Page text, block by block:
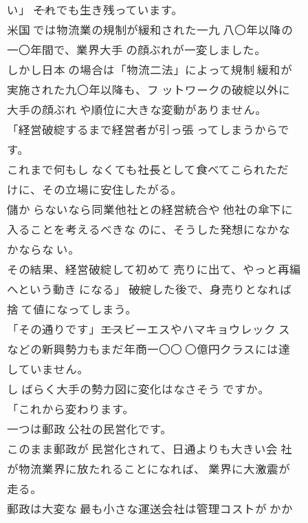
い」 ――それでも生き残っています。
米国 では物流業の規制が緩和された一九 八〇年以降の
一〇年間で、業界大手 の顔ぶれが一変しました。
しかし日本 の場合は「物流二法」によって規制 緩和が
実施された九〇年以降も、フ ットワークの破綻以外に
大手の顔ぶれ や順位に大きな変動がありません。
「経営破綻するまで経営者が引っ張 ってしまうからで
す。
これまで何もし なくても社長として食べてこられただ
けに、その立場に安住したがる。
儲か らないなら同業他社との経営統合や 他社の傘下に
入ることを考えるべきな のに、そうした発想になかな
かならな い。
その結果、経営破綻して初めて 売りに出て、やっと再編
へという動き になる」 ――破綻した後で、身売りとなれば
捨 て値になってしまう。
「その通りです」――エスビーエスやハマキョウレック ス
などの新興勢力もまだ年商一〇〇 〇億円クラスには達
していません。
し ばらく大手の勢力図に変化はなさそう ですか。
「これから変わります。
一つは郵政 公社の民営化です。
このまま郵政が 民営化されて、日通よりも大きい会 社
が物流業界に放たれることになれば、 業界に大激震が
走る。
郵政は大変な 最も小さな運送会社は管理コストが かか